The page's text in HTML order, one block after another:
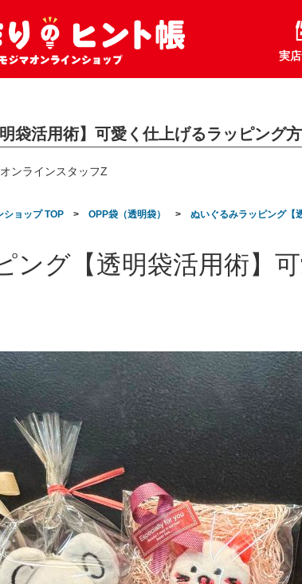
実
袋活用術】可愛く仕上げるラッピング
ンラインスタッフZ
ショップ TOP > OPP袋（透明袋） > ぬいぐるみラッピング【
ング【透明袋活用術】